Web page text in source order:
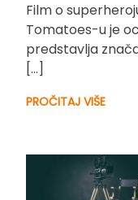
Film o
Tomatoes-u je
predstavlja
[…]
PROČITAJ VIŠE